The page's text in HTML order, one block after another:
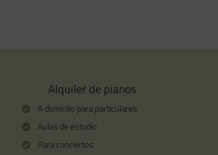
Alquiler de pianos
A domicilio para particulares
Aulas de estudio
Para conciertos